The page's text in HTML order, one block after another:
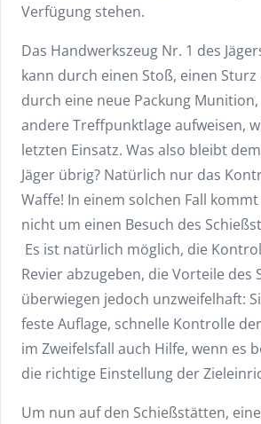
Verfügung stehen.
Das Handwerkszeug Nr. 1 des
kann durch einen Stoß, einen
durch eine neue Packung
andere Treffpunktlage aufweisen,
letzten Einsatz. Was also bleibt
Jäger übrig? Natürlich nur das
Waffe! In einem solchen Fall kommt
nicht um einen Besuch des
Es ist natürlich möglich, die
Revier abzugeben, die Vorteile des
überwiegen jedoch unzweifelhaft:
feste Auflage, schnelle Kontrolle
im Zweifelsfall auch Hilfe, wenn es
die richtige Einstellung der
Um nun auf den Schießstätten,